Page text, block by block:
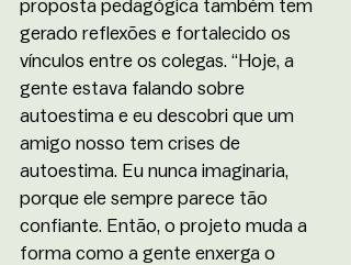
proposta pedagógica também tem
gerado reflexões e fortalecido os
vínculos entre os colegas. “Hoje, a
gente estava falando sobre
autoestima e eu descobri que um
amigo nosso tem crises de
autoestima. Eu nunca imaginaria,
porque ele sempre parece tão
confiante. Então, o projeto muda a
forma como a gente enxerga o